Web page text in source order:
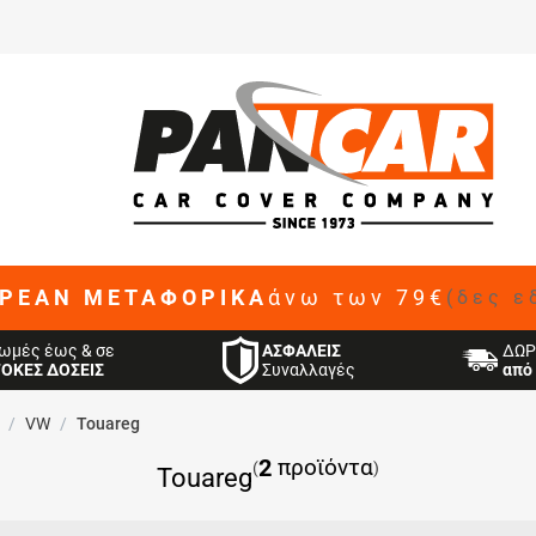
ΜΕΤΑΦΟΡΙΚΑ άνω των 79€ (δες
έως & σε
ΔΟΣΕΙΣ
ΑΣΦΑΛΕΙΣ
Συναλλαγές
από
/ VW / Touareg
Touareg(2 προϊόντα)